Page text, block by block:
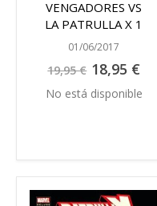
VENGADORES VS
LA PATRULLA X 1
01/06/2017
19,95 € Precio
especial
18,95 €
No está disponible